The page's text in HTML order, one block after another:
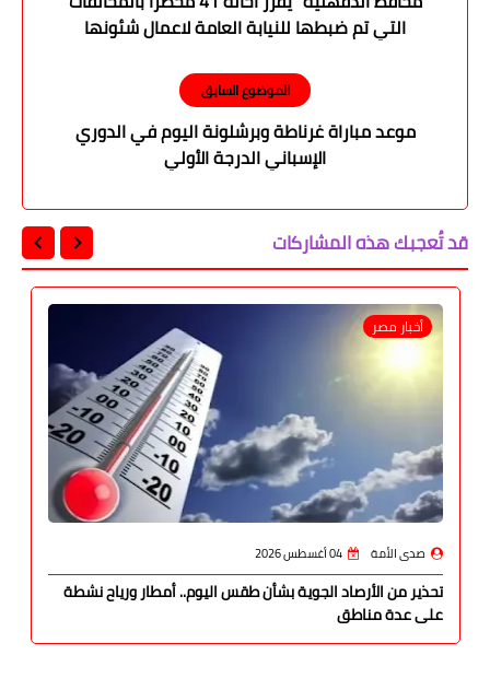
التي تم ضبطها للنيابة العامة لاعمال شئونها
الموضوع السابق
موعد مباراة غرناطة وبرشلونة اليوم في الدوري
الإسباني الدرجة الأولي
قد تُعجبك هذه المشاركات
أخبار مصر
صدى الأمة 04 أغسطس 2026
تحذير من الأرصاد الجوية بشأن طقس اليوم.. أمطار ورياح نشطة
على عدة مناطق